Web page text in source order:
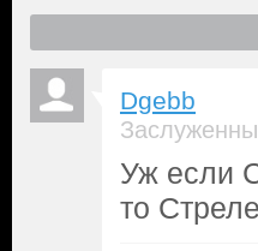
Dgebb
Уж если
то